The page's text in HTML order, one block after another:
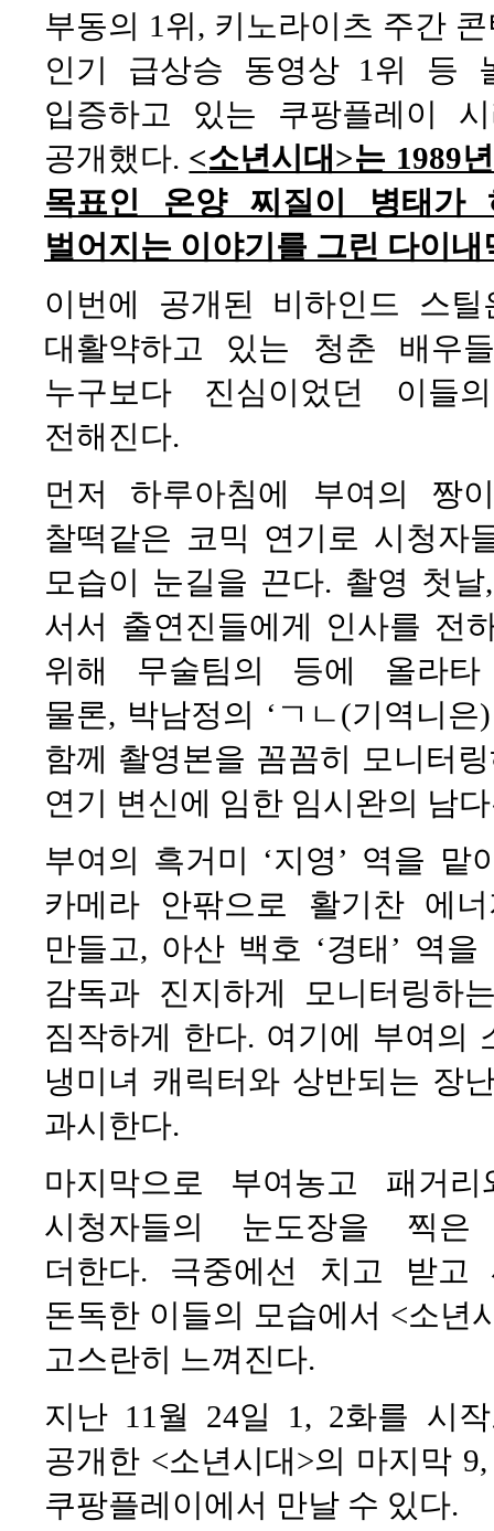
부동의 1위, 키노라이츠 주간
인기 급상승 동영상 1위 등
입증하고 있는 쿠팡플레이
공개했다. <소년시대>는 1989
목표인 온양 찌질이 병태가
벌어지는 이야기를 그린 다이내
이번에 공개된 비하인드 스
대활약하고 있는 청춘 배우
누구보다 진심이었던 이들
전해진다.
먼저 하루아침에 부여의 짱
찰떡같은 코믹 연기로 시청자
모습이 눈길을 끈다. 촬영 첫
서서 출연진들에게 인사를 전
위해 무술팀의 등에 올라
물론, 박남정의 ‘ㄱㄴ(기역니
함께 촬영본을 꼼꼼히 모니터
연기 변신에 임한 임시완의 남
부여의 흑거미 ‘지영’ 역을
카메라 안팎으로 활기찬 에
만들고, 아산 백호 ‘경태’ 역
감독과 진지하게 모니터링하
짐작하게 한다. 여기에 부여의
냉미녀 캐릭터와 상반되는 장
과시한다.
마지막으로 부여농고 패거
시청자들의 눈도장을 찍
더한다. 극중에선 치고 받고
돈독한 이들의 모습에서 <소년
고스란히 느껴진다.
지난 11월 24일 1, 2화를 시
공개한 <소년시대>의 마지막
쿠팡플레이에서 만날 수 있다.